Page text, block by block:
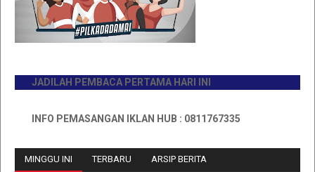
JADILAH PEMBACA PERTAMA HARI INI
INFO PEMASANGAN IKLAN HUB : 0811767335
MINGGU INI TERBARU ARSIP BERITA